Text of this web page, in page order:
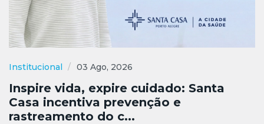
Institucional 03 Ago, 2026
Inspire vida, expire cuidado: Santa
Casa incentiva prevenção e
rastreamento do c...